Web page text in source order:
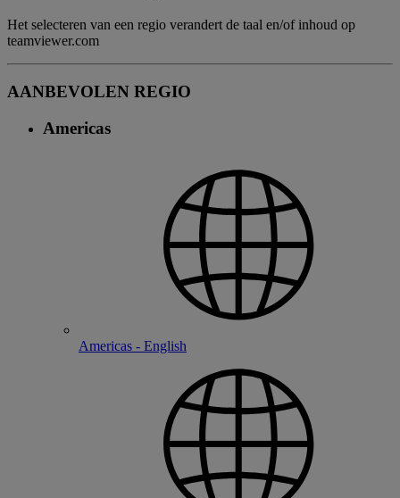
Het selecteren van een regio verandert de taal en/of inhoud op
teamviewer.com
AANBEVOLEN REGIO
Americas
Americas - English